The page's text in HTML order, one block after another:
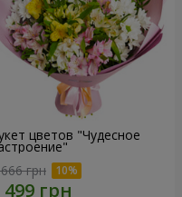
цветов "Чудесное
грн